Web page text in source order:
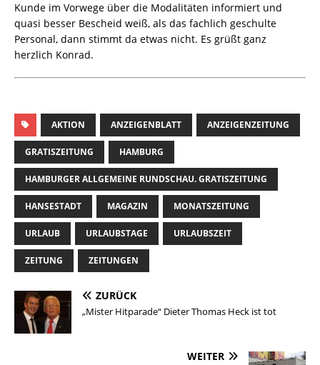
Kunde im Vorwege über die Modalitäten informiert und
quasi besser Bescheid weiß, als das fachlich geschulte
Personal, dann stimmt da etwas nicht. Es grüßt ganz
herzlich Konrad.
AKTION ANZEIGENBLATT ANZEIGENZEITUNG
GRATISZEITUNG HAMBURG
HAMBURGER ALLGEMEINE RUNDSCHAU. GRATISZEITUNG
HANSESTADT MAGAZIN MONATSZEITUNG
URLAUB URLAUBSTAGE URLAUBSZEIT
ZEITUNG ZEITUNGEN
ZURÜCK
„Mister Hitparade“ Dieter Thomas Heck ist tot
WEITER